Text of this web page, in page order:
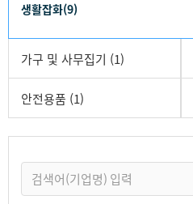
생활잡화(9)
가구 및 사무집기 (1)
안전용품 (1)